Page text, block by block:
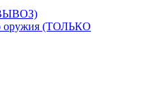
оружия (ТОЛЬКО